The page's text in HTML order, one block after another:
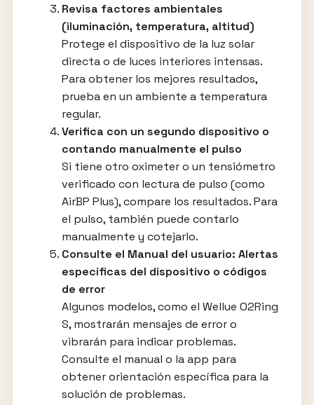
Revisa factores ambientales
(iluminación, temperatura, altitud)
Protege el dispositivo de la luz solar
directa o de luces interiores intensas.
Para obtener los mejores resultados,
prueba en un ambiente a temperatura
regular.
Verifica con un segundo dispositivo o
contando manualmente el pulso
Si tiene otro oximeter o un tensiómetro
verificado con lectura de pulso (como
AirBP Plus), compare los resultados. Para
el pulso, también puede contarlo
manualmente y cotejarlo.
Consulte el Manual del usuario: Alertas
específicas del dispositivo o códigos
de error
Algunos modelos, como el Wellue O2Ring
S, mostrarán mensajes de error o
vibrarán para indicar problemas.
Consulte el manual o la app para
obtener orientación específica para la
solución de problemas.